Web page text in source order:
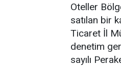
Oteller
satılan bir
Ticaret İl
denetim
sayılı